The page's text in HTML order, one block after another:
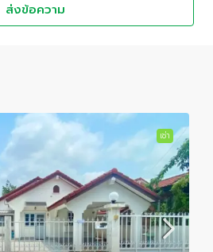
ส่งข้อความ
เช่า